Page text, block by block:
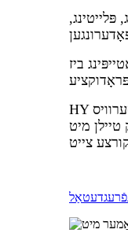
פּלייטינג,
ביז
HY מעטאַלס ​​צושטעלן איין-סטאָפּ סערוויס
מיט
דעטאַל